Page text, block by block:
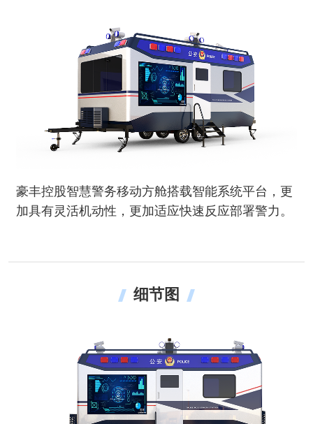
豪丰控股智慧警务移动方舱搭载智能系统平台，更
加具有灵活机动性，更加适应快速反应部署警力。
细节图